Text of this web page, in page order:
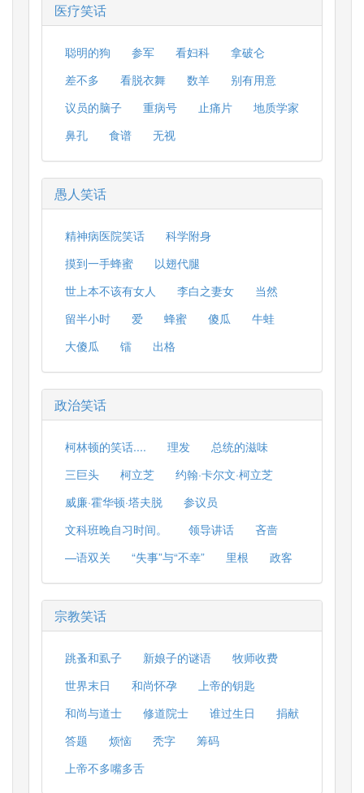
医疗笑话
聪明的狗 参军 看妇科
拿破仑
差不多
看脱衣舞 数羊
别有用意
议员的脑子
重病号 止痛片
地质学家
鼻孔
食谱 无视
愚人笑话
精神病医院笑话
科学附身
摸到一手蜂蜜
以翅代腿
世上本不该有女人
李白之妻女
当然
留半小时
爱 蜂蜜 傻瓜
牛蛙
大傻瓜
镭 出格
政治笑话
柯林顿的笑话.... 理发
总统的滋味
三巨头
柯立芝
约翰·卡尔文·柯立芝
威廉·霍华顿·塔夫脱
参议员
文科班晚自习时间。
领导讲话
吝啬
—语双关
“失事”与“不幸” 里根 政客
宗教笑话
跳蚤和虱子 新娘子的谜语
牧师收费
世界末日
和尚怀孕
上帝的钥匙
和尚与道士
修道院士 谁过生日
捐献
答题
烦恼 秃字
筹码
上帝不多嘴多舌